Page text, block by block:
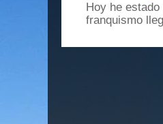
Hoy he
franquismo